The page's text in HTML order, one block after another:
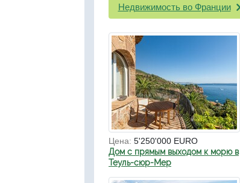
Недвижимость во Франции
Цена: 5'250'000 EURO
Дом с прямым выходом к морю в
Теуль-сюр-Мер